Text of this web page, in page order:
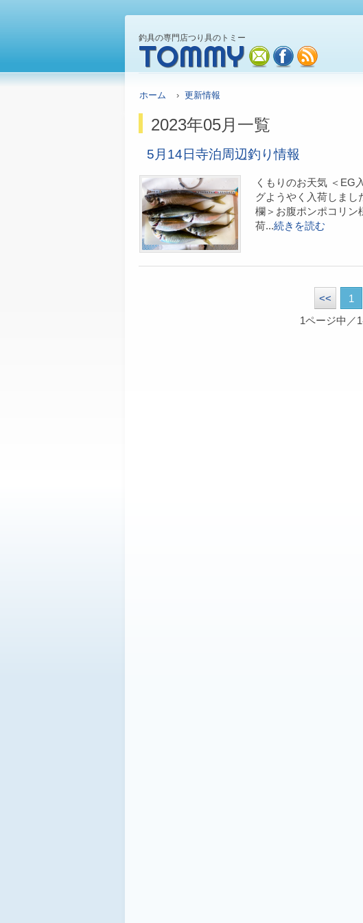
釣具の専門店つり具のトミー
TOMMY mail facebook
ホーム › 更新情報
2023年05月一覧
5月14日寺泊周辺釣り情報
くもりのお天気 ＜EG
グようやく入荷しまし
欄＞お腹ポンポコリ
荷...続きを読む
<< 1
1ページ中／